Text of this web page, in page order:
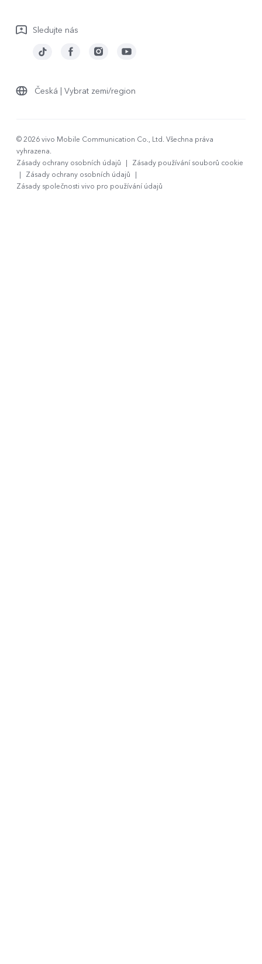
Sledujte nás
Česká | Vybrat zemi/region
© 2026 vivo Mobile Communication Co., Ltd. Všechna práva
vyhrazena.
Zásady ochrany osobních údajů
|
Zásady používání souborů cookie
|
Zásady ochrany osobních údajů
|
Zásady společnosti vivo pro používání údajů